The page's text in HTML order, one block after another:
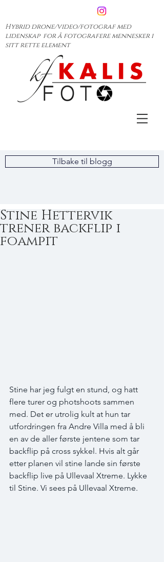
Hybrid drone/video/fotograf med
lidenskap for å fotografere mennesker i
sitt rette element
Tilbake til blogg
Stine Hettervik
trener backflip i
foampit
Stine har jeg fulgt en stund, og hatt
flere turer og photshoots sammen
med. Det er utrolig kult at hun tar
utfordringen fra Andre Villa med å bli
en av de aller første jentene som tar
backflip på cross sykkel. Hvis alt går
etter planen vil stine lande sin første
backflip live på Ullevaal Xtreme. Lykke
til Stine. Vi sees på Ullevaal Xtreme.